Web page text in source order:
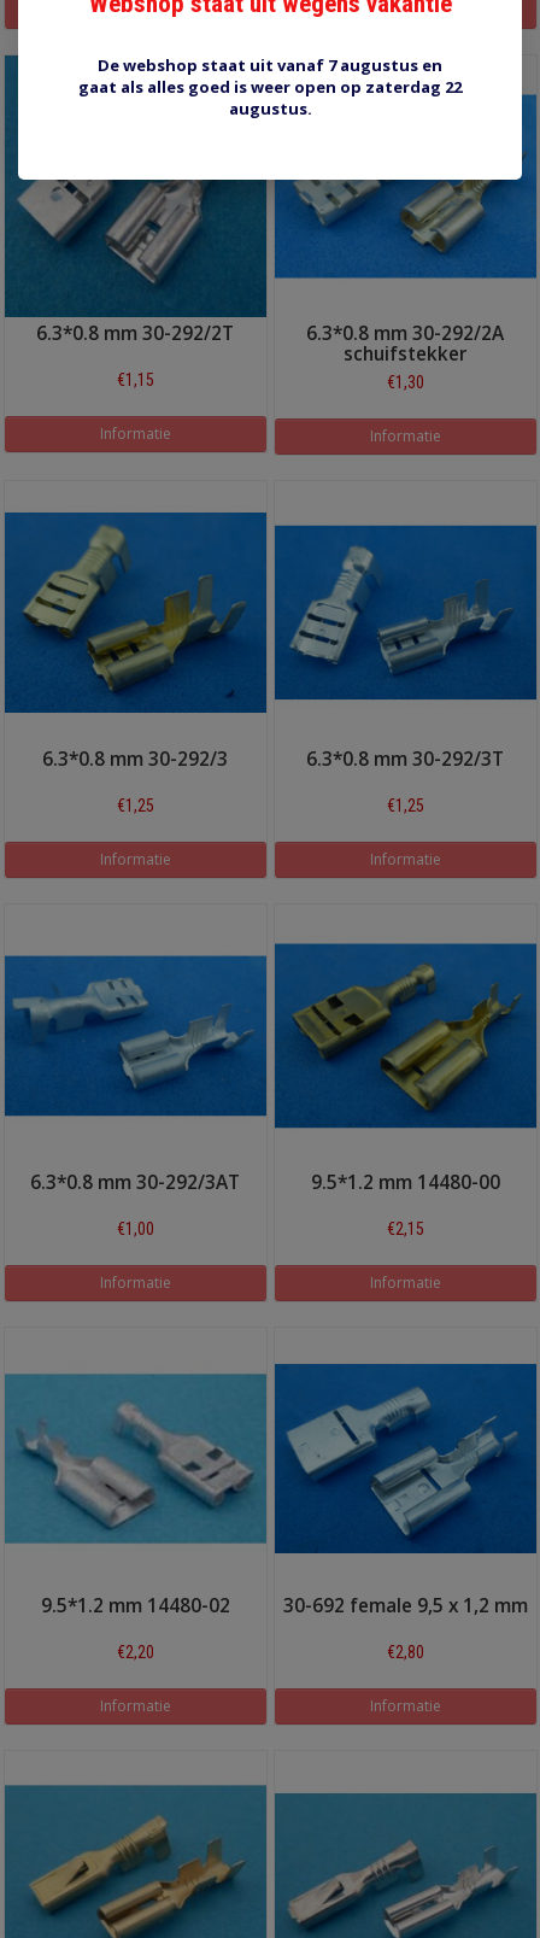
Informatie Informatie
6.3*0.8 mm 30-292/2T
€1,15
Informatie
6.3*0.8 mm 30-292/2A
schuifstekker
€1,30
Informatie
6.3*0.8 mm 30-292/3
€1,25
Informatie
6.3*0.8 mm 30-292/3T
€1,25
Informatie
6.3*0.8 mm 30-292/3AT
€1,00
Informatie
9.5*1.2 mm 14480-00
€2,15
Informatie
9.5*1.2 mm 14480-02
€2,20
Informatie
30-692 female 9,5 x 1,2 mm
€2,80
Informatie
De webshop staat uit vanaf 7 augustus en
gaat als alles goed is weer open op zaterdag 22
augustus.